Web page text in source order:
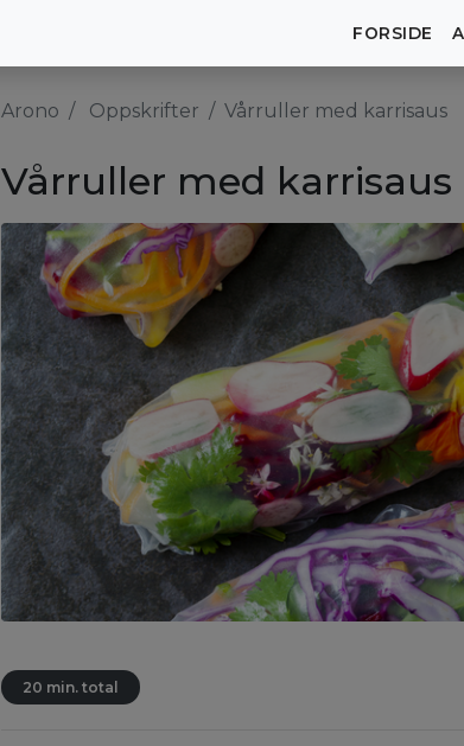
FORSIDE
Arono Oppskrifter Vårruller med karrisaus
Vårruller med karrisaus
20 min. total